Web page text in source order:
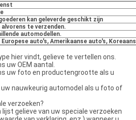
kan geleverde geschikt zijn
te verzenden.
automodellen.
auto's, Amerikaanse auto's,
hier vindt, gelieve te vertellen ons.
uw OEM aantal.
uw foto en productengrootte als u
nauwkeurig automodel als u foto of
verzoeken?
gelieve van uw speciale verzoeken